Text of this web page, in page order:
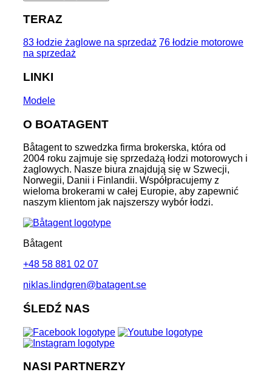
TERAZ
83 łodzie żaglowe na sprzedaż 76 łodzie motorowe
na sprzedaż
LINKI
Modele
O BOATAGENT
Båtagent to szwedzka firma brokerska, która od
2004 roku zajmuje się sprzedażą łodzi motorowych i
żaglowych. Nasze biura znajdują się w Szwecji,
Norwegii, Danii i Finlandii. Współpracujemy z
wieloma brokerami w całej Europie, aby zapewnić
naszym klientom jak najszerszy wybór łodzi.
Båtagent
+48 58 881 02 07
niklas.lindgren@batagent.se
ŚLEDŹ NAS
NASI PARTNERZY